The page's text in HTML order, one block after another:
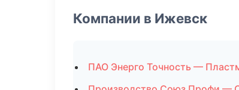
Компании в Ижевск
ПАО Энерго Точность —